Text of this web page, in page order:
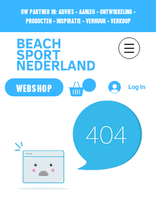
UW PARTNER IN: ADVIES - AANLEG - ONTWIKKELING -
PRODUCTEN - INSPIRATIE - VERHUUR - VERKOOP
WEBSHOP Log In